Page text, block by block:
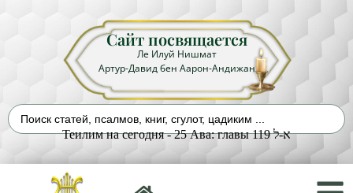
Сайт посвящается
Ле Илуй Нишмат
Артур-Давид бен Аарон-Андижан
Теилим на сегодня - 25 Ава: главы 119 א-ל